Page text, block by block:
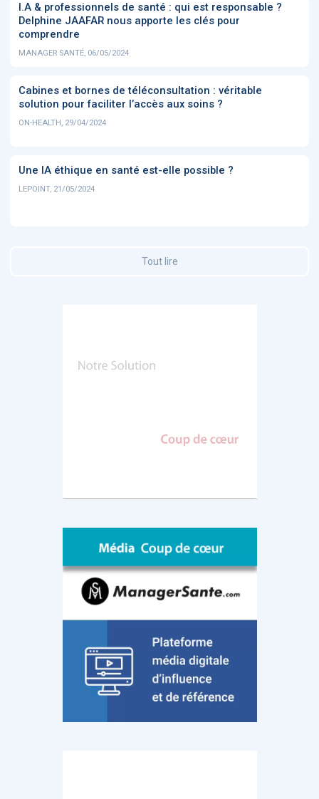
I.A & professionnels de santé : qui est responsable ?
Delphine JAAFAR nous apporte les clés pour
comprendre
MANAGER SANTÉ, 06/05/2024
Cabines et bornes de téléconsultation : véritable
solution pour faciliter l’accès aux soins ?
ON-HEALTH, 29/04/2024
Une IA éthique en santé est-elle possible ?
LEPOINT, 21/05/2024
Tout lire